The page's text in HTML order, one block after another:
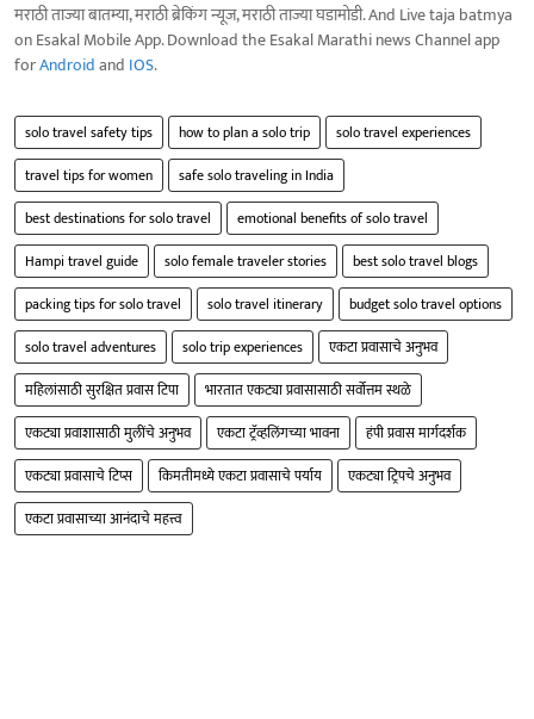
मराठी ताज्या बातम्या, मराठी ब्रेकिंग न्यूज, मराठी ताज्या घडामोडी. And Live taja batmya
on Esakal Mobile App. Download the Esakal Marathi news Channel app
forAndroidand IOS.
solo travel safety tips how to plan a solo trip
solo travel experiences
travel tips for women
safe solo traveling in India
best destinations for solo travel
emotional benefits of solo travel
Hampi travel guide
solo female traveler stories
best solo travel blogs
packing tips for solo travel
solo travel itinerary
budget solo travel options
solo travel adventures
solo trip experiences
एकटा प्रवासाचे अनुभव
महिलांसाठी सुरक्षित प्रवास टिपा
भारतात एकट्या प्रवासासाठी सर्वोत्तम स्थळे
एकट्या प्रवाशासाठी मुलींचे अनुभव
एकटा ट्रॅव्हलिंगच्या भावना
हंपी प्रवास मार्गदर्शक
एकट्या प्रवासाचे टिप्स
किमतीमध्ये एकटा प्रवासाचे पर्याय
एकट्या ट्रिपचे अनुभव
एकटा प्रवासाच्या आनंदाचे महत्त्व